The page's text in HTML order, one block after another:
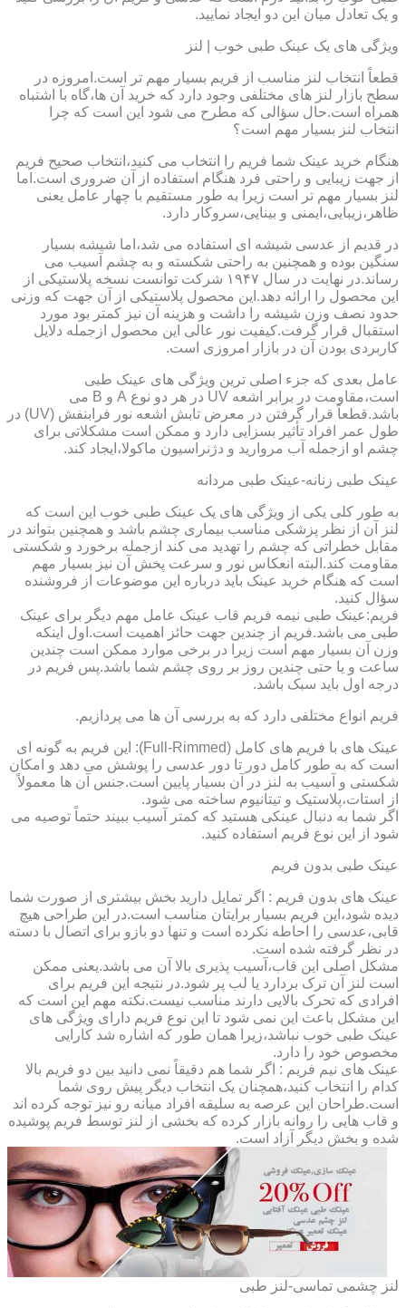
و یک تعادل میان این دو ایجاد نمایید.
ویژگی های یک عینک طبی خوب | لنز
قطعاً انتخاب لنز مناسب از فریم بسیار مهم تر است.امروزه در
سطح بازار لنز های مختلفی وجود دارد که خرید آن ها،گاه با اشتباه
همراه است.حال سؤالی که مطرح می شود این است که چرا
انتخاب لنز بسیار مهم است؟
هنگام خرید عینک شما فریم را انتخاب می کنید،انتخاب صحیح فریم
از جهت زیبایی و راحتی فرد هنگام استفاده از آن ضروری است.اما
لنز بسیار مهم تر است زیرا به طور مستقیم با چهار عامل یعنی
ظاهر،زیبایی،ایمنی و بینایی،سروکار دارد.
در قدیم از عدسی شیشه ای استفاده می شد،اما شیشه بسیار
سنگین بوده و همچنین به راحتی شکسته و به چشم آسیب می
رساند.در نهایت در سال ۱۹۴۷ شرکت توانست نسخه پلاستیکی از
این محصول را ارائه دهد.این محصول پلاستیکی از آن جهت که وزنی
حدود نصف وزن شیشه را داشت و هزینه آن نیز کمتر بود مورد
استقبال قرار گرفت.کیفیت نور عالی این محصول ازجمله دلایل
کاربردی بودن آن در بازار امروزی است.
عامل بعدی که جزء اصلی ترین ویژگی های عینک طبی
است،مقاومت در برابر اشعه UV در هر دو نوع A و B می
باشد.قطعاً قرار گرفتن در معرض تابش اشعه نور فرابنفش (UV) در
طول عمر افراد تأثیر بسزایی دارد و ممکن است مشکلاتی برای
چشم او ازجمله آب مروارید و دژنراسیون ماکولا،ایجاد کند.
عینک طبی زنانه-عینک طبی مردانه
به طور کلی یکی از ویژگی های یک عینک طبی خوب این است که
لنز آن از نظر پزشکی مناسب بیماری چشم باشد و همچنین بتواند در
مقابل خطراتی که چشم را تهدید می کند ازجمله برخورد و شکستی
مقاومت کند.البته انعکاس نور و سرعت پخش آن نیز بسیار مهم
است که هنگام خرید عینک باید درباره این موضوعات از فروشنده
سؤال کنید.
فریم:عینک طبی نیمه فریم قاب عینک عامل مهم دیگر برای عینک
طبی می باشد.فریم از چندین جهت حائز اهمیت است.اول اینکه
وزن آن بسیار مهم است زیرا در برخی موارد ممکن است چندین
ساعت و یا حتی چندین روز بر روی چشم شما باشد.پس فریم در
درجه اول باید سبک باشد.
فریم انواع مختلفی دارد که به بررسی آن ها می پردازیم.
عینک های با فریم های کامل (Full-Rimmed): این فریم به گونه ای
است که به طور کامل دور تا دور عدسی را پوشش می دهد و امکان
شکستی و آسیب به لنز در آن بسیار پایین است.جنس آن ها معمولاً
از استات،پلاستیک و تیتانیوم ساخته می شود.
اگر شما به دنبال عینکی هستید که کمتر آسیب ببیند حتماً توصیه می
شود از این نوع فریم استفاده کنید.
عینک طبی بدون فریم
عینک های بدون فریم : اگر تمایل دارید بخش بیشتری از صورت شما
دیده شود،این فریم بسیار برایتان مناسب است.در این طراحی هیچ
قابی،عدسی را احاطه نکرده است و تنها دو بازو برای اتصال با دسته
در نظر گرفته شده است.
مشکل اصلی این قاب،آسیب پذیری بالا آن می باشد.یعنی ممکن
است لنز آن ترک بردارد یا لب پر شود.در نتیجه این فریم برای
افرادی که تحرک بالایی دارند مناسب نیست.نکته مهم این است که
این مشکل باعث این نمی شود تا این نوع فریم دارای ویژگی های
عینک طبی خوب نباشد،زیرا همان طور که اشاره شد کارایی
مخصوص خود را دارد.
عینک های نیم فریم : اگر شما هم دقیقاً نمی دانید بین دو فریم بالا
کدام را انتخاب کنید،همچنان یک انتخاب دیگر پیش روی شما
است.طراحان این عرصه به سلیقه افراد میانه رو نیز توجه کرده اند
و قاب هایی را روانه بازار کرده که بخشی از لنز توسط فریم پوشیده
شده و بخش دیگر آزاد است.
لنز چشمی تماسی-لنز طبی